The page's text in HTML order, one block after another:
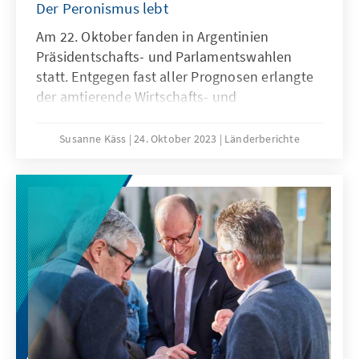
Der Peronismus lebt
Am 22. Oktober fanden in Argentinien
Präsidentschafts- und Parlamentswahlen
statt. Entgegen fast aller Prognosen erlangte
der amtierende Wirtschafts- und
Bündnis Unión por la Patria mit 36,68% die
Anarcho-Kapitalisten Javier Milei (La Libertad
Avanza) mit 29,98%, Patricia Bullrich (Juntos
por el Cambio) mit 23,83%, Juan Schiaretti
(Hacemos por nuestro país) mit 6,78% und
Myriam Bregman (Frente de Izquierda y de
Trabajadores - Unidad) mit 2,7%. Somit treten
Sergio Massa und Javier Milei am 19.
November in einer Stichwahl gegeneinander
an. Nachdem das peronistische
Susanne Käss 24. Oktober 2023 Länderberichte